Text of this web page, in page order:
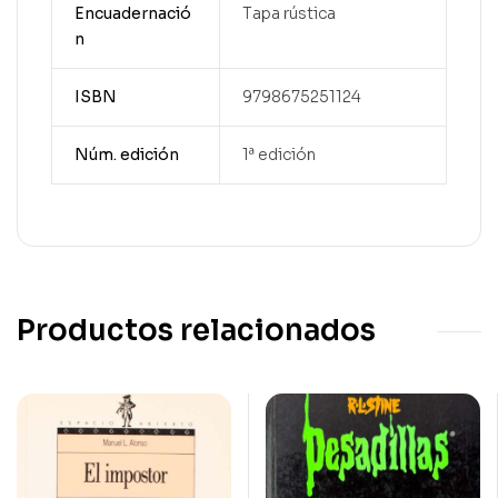
Encuadernació
n
Tapa rústica
ISBN 9798675251124
Núm. edición 1ª edición
Productos relacionados